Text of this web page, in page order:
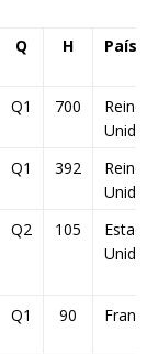
Q H País
Q1 700
Reino
Unido
Q1 392
Reino
Unido
Q2 105
Unidos
Q1 90 Francia